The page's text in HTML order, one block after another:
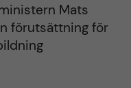
Mats
förutsättning för